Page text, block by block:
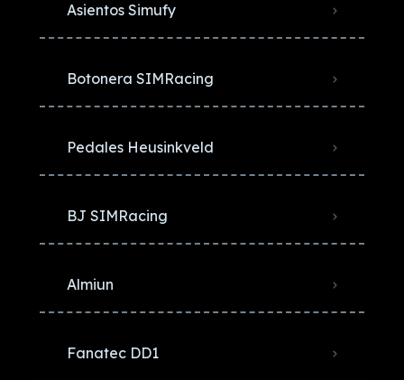
Asientos Simufy
Botonera SIMRacing
Pedales Heusinkveld
BJ SIMRacing
Almiun
Fanatec DD1